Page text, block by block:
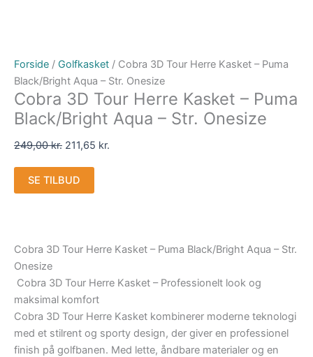
Forside / Golfkasket / Cobra 3D Tour Herre Kasket – Puma
Black/Bright Aqua – Str. Onesize
Cobra 3D Tour Herre Kasket – Puma
Black/Bright Aqua – Str. Onesize
249,00kr. 211,65 kr.
SE TILBUD
Cobra 3D Tour Herre Kasket – Puma Black/Bright Aqua – Str.
Onesize
Cobra 3D Tour Herre Kasket – Professionelt look og
maksimal komfort
Cobra 3D Tour Herre Kasket kombinerer moderne teknologi
med et stilrent og sporty design, der giver en professionel
finish på golfbanen. Med lette, åndbare materialer og en